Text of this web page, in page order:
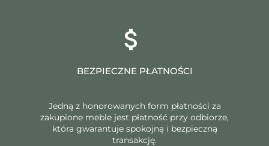
BEZPIECZNE PŁATNOŚCI
Jedną z honorowanych form płatności za
zakupione meble jest płatność przy odbiorze,
która gwarantuje spokojną i bezpieczną
transakcję.